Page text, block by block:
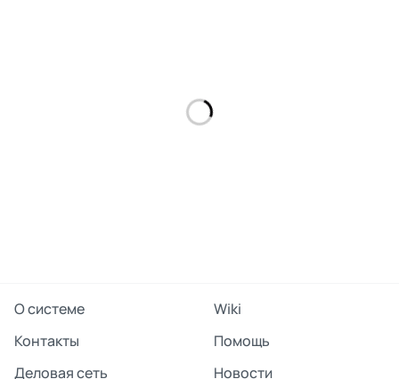
О системе
Wiki
Контакты
Помощь
Деловая сеть
Новости